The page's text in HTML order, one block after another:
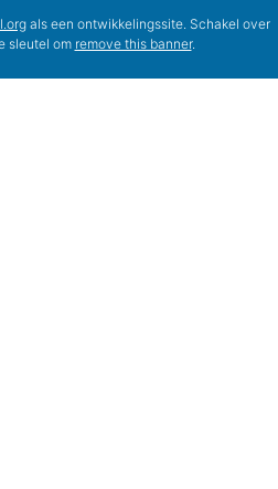
als een ontwikkelingssite. Schakel over
sleutel om remove this banner.